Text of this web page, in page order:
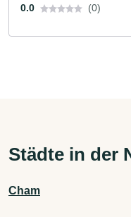
0.0 (0)
Städte in der
Cham